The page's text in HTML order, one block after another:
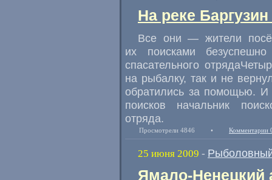
На реке
Все они — жители
их поисками
спасательного
на рыбалку, так и не
обратились за помощью. И
поисков начальник
отряда.
Просмотрели 4846 • Комментарии
25 июня 2009 -
Ямало-Ненецкий